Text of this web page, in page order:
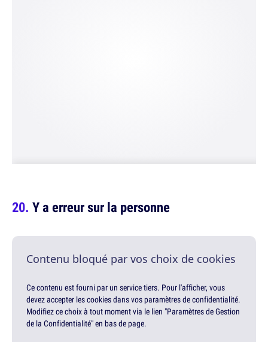
Y a erreur sur la personne
Contenu bloqué par vos choix de cookies
Ce contenu est fourni par un service tiers. Pour l'afficher, vous
devez accepter les cookies dans vos paramètres de confidentialité.
Modifiez ce choix à tout moment via le lien "Paramètres de Gestion
de la Confidentialité" en bas de page.